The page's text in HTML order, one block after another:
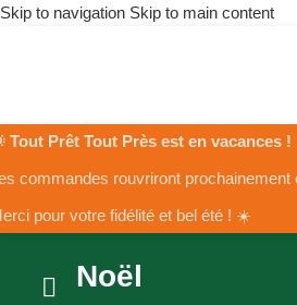
Skip to navigation Skip to main content
Tout Prêt Tout Près est en vacances !
commandes rouvriront prochainement
pour votre fidélité et bel été ! ☀️
Noël